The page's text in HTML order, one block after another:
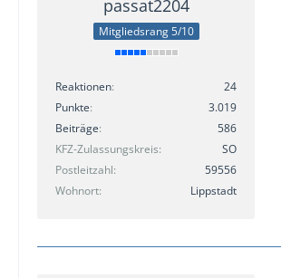
passat2204
Mitgliedsrang 5/10
Reaktionen
24
Punkte
3.019
Beiträge
586
KFZ-Zulassungskreis
SO
Postleitzahl
59556
Wohnort
Lippstadt